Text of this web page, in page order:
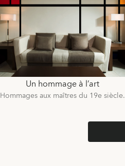
Un hommage à l’art
Hommages aux maîtres du 19e siècle.